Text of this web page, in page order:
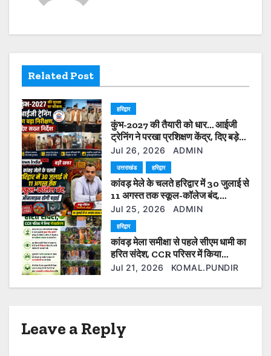
i
g
a
t
i
o
n
Related Post
हरिद्वार
कुंभ-2027 की तैयारी को धार… आईजी
ट्रेनिंग ने परखा प्रशिक्षण केंद्र, दिए बड़े
सुधार के निर्देश”
Jul 26, 2026 ADMIN
उत्तराखंड हरिद्वार
कांवड़ मेले के चलते हरिद्वार में 30 जुलाई से
11 अगस्त तक स्कूल-कॉलेज बंद,
ऑनलाइन होगी पढ़ाई
Jul 25, 2026 ADMIN
हरिद्वार
कांवड़ मेला समीक्षा से पहले सीएम धामी का
हरित संदेश, CCR परिसर में किया
पौधारोपण
Jul 21, 2026 KOMAL.PUNDIR
Leave a Reply